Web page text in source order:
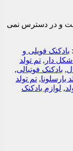
و در دسترس نمی
بادکنک فویلی و
شکل دار , تم تولد
, بادکنک فوتبالی,
بارسلونا, تم تولد
, لوازم بادکنک